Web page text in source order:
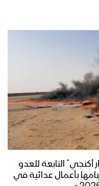
التابعة للعدو
بأعمال عدائية في